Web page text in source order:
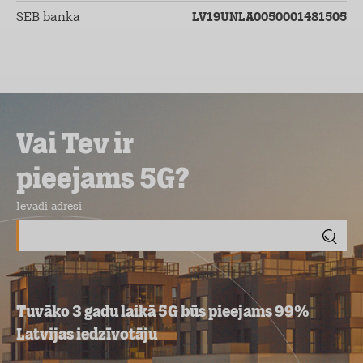
SEB banka LV19UNLA0050001481505
Vai Tev ir
pieejams 5G?
Ievadi adresi
Tuvāko 3 gadu laikā 5G būs pieejams 99%
Latvijas iedzīvotāju